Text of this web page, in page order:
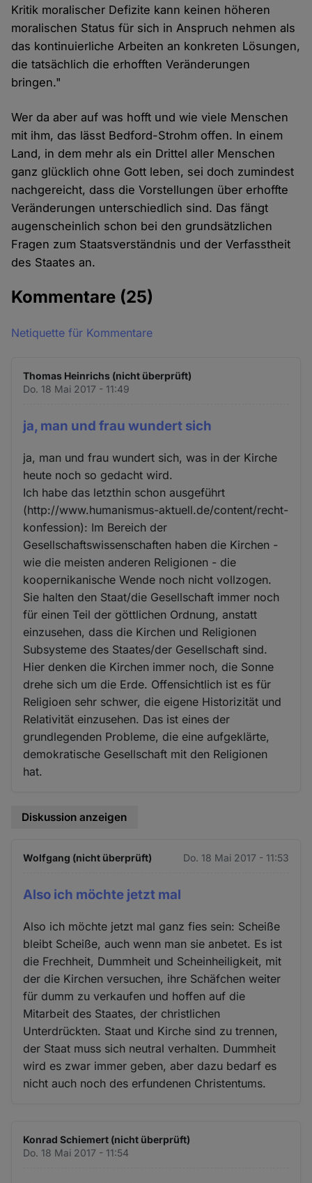
Kritik moralischer Defizite kann keinen höheren
moralischen Status für sich in Anspruch nehmen als
das kontinuierliche Arbeiten an konkreten Lösungen,
die tatsächlich die erhofften Veränderungen
bringen."
Wer da aber auf was hofft und wie viele Menschen
mit ihm, das lässt Bedford-Strohm offen. In einem
Land, in dem mehr als ein Drittel aller Menschen
ganz glücklich ohne Gott leben, sei doch zumindest
nachgereicht, dass die Vorstellungen über erhoffte
Veränderungen unterschiedlich sind. Das fängt
augenscheinlich schon bei den grundsätzlichen
Fragen zum Staatsverständnis und der Verfasstheit
des Staates an.
Kommentare (25)
Netiquette für Kommentare
Thomas Heinrichs (nicht überprüft)
Do. 18 Mai 2017 - 11:49
ja, man und frau wundert sich
ja, man und frau wundert sich, was in der Kirche
heute noch so gedacht wird.
Ich habe das letzthin schon ausgeführt
(http://www.humanismus-aktuell.de/content/recht-
konfession): Im Bereich der
Gesellschaftswissenschaften haben die Kirchen -
wie die meisten anderen Religionen - die
koopernikanische Wende noch nicht vollzogen.
Sie halten den Staat/die Gesellschaft immer noch
für einen Teil der göttlichen Ordnung, anstatt
einzusehen, dass die Kirchen und Religionen
Subsysteme des Staates/der Gesellschaft sind.
Hier denken die Kirchen immer noch, die Sonne
drehe sich um die Erde. Offensichtlich ist es für
Religioen sehr schwer, die eigene Historizität und
Relativität einzusehen. Das ist eines der
grundlegenden Probleme, die eine aufgeklärte,
demokratische Gesellschaft mit den Religionen
hat.
Diskussion anzeigen
Wolfgang (nicht überprüft) Do. 18 Mai 2017 - 11:53
Also ich möchte jetzt mal
Also ich möchte jetzt mal ganz fies sein: Scheiße
bleibt Scheiße, auch wenn man sie anbetet. Es ist
die Frechheit, Dummheit und Scheinheiligkeit, mit
der die Kirchen versuchen, ihre Schäfchen weiter
für dumm zu verkaufen und hoffen auf die
Mitarbeit des Staates, der christlichen
Unterdrückten. Staat und Kirche sind zu trennen,
der Staat muss sich neutral verhalten. Dummheit
wird es zwar immer geben, aber dazu bedarf es
nicht auch noch des erfundenen Christentums.
Konrad Schiemert (nicht überprüft)
Do. 18 Mai 2017 - 11:54